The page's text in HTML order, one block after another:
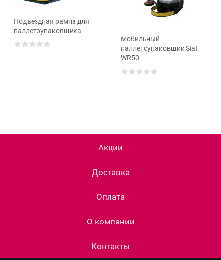
Подъездная рампа для
паллетоупаковщика
Мобильный
паллетоупаковщик Siat
WR50
Акции
Доставка
Оплата
О компании
Контакты